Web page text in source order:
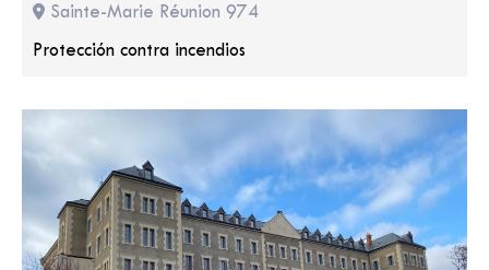
Sainte-Marie Réunion 974
Protección contra incendios